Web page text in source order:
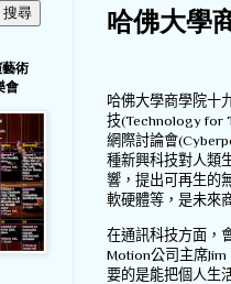
哈佛大學
哈佛大學商學院十
技(Technology for
網際討論會
種新興科技對人類
響，提出可再生的
軟硬體等，是未來
在通訊科技方面，
Motion公司主席
要的是能把個人生
術
會